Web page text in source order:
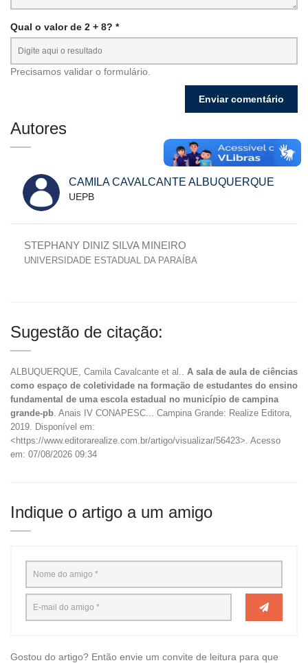
Qual o valor de 2 + 8? *
Precisamos validar o formulário.
Autores
CAMILA CAVALCANTE ALBUQUERQUE
UEPB
STEPHANY DINIZ SILVA MINEIRO
UNIVERSIDADE ESTADUAL DA PARAÍBA
Sugestão de citação:
ALBUQUERQUE, Camila Cavalcante et al.. A sala de aula de ciências
como espaço de coletividade na formação de estudantes do ensino
fundamental de uma escola estadual no município de campina
grande-pb . Anais IV CONAPESC... Campina Grande: Realize Editora,
2019. Disponível em:
<https://www.editorarealize.com.br/artigo/visualizar/56423>. Acesso
em: 07/08/2026 09:34
Indique o artigo a um amigo
Gostou do artigo? Então envie um convite de leitura para que